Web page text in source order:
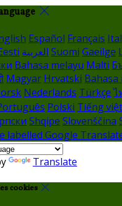
Español Français
العربية Suomi Gaeilge
Bahasa melayu Malti
Magyar Hrvatski Bahasa
Nederlands Türkçe ไ
Polski Tiếng việt
Shqipe Slovenščina
Translate
cookies